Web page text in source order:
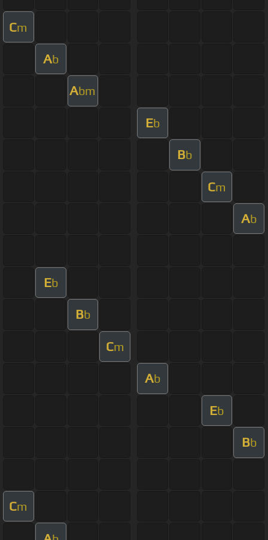
Cm
Ab
Abm
Eb
Bb
Cm
Ab
Eb
Bb
Cm
Ab
Eb
Bb
Cm